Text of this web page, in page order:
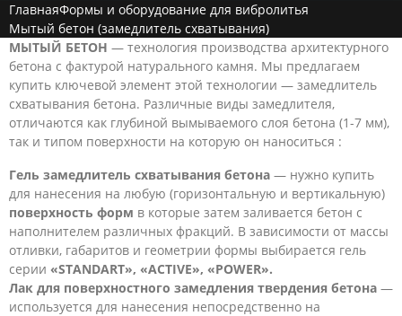
ГлавнаяФормы и оборудование для вибролитья
Мытый бетон (замедлитель схватывания)
МЫТЫЙ БЕТОН — технология производства архитектурного
бетона с фактурой натурального камня. Мы предлагаем
купить ключевой элемент этой технологии — замедлитель
схватывания бетона. Различные виды замедлителя,
отличаются как глубиной вымываемого слоя бетона (1-7 мм),
так и типом поверхности на которую он наноситься :
Гель замедлитель схватывания бетона — нужно купить
для нанесения на любую (горизонтальную и вертикальную)
поверхность форм в которые затем заливается бетон с
наполнителем различных фракций. В зависимости от массы
отливки, габаритов и геометрии формы выбирается гель
серии «STANDART», «ACTIVE», «POWER».
Лак для поверхностного замедления твердения бетона —
используется для нанесения непосредственно на